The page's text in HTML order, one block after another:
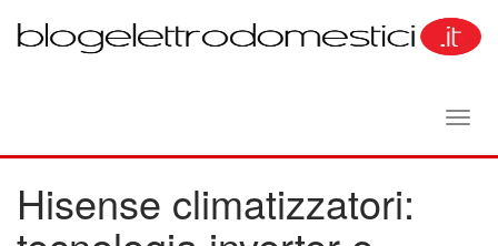
Hisense climatizzatori: